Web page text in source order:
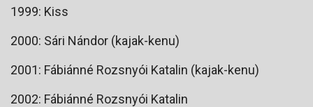
1999: Kiss
2000: Sári Nándor (kajak-kenu)
2001: Fábiánné Rozsnyói Katalin (kajak-kenu)
2002: Fábiánné Rozsnyói Katalin